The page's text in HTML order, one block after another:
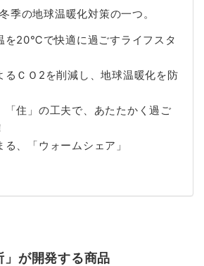
季の地球温暖化対策の一つ。
を20℃で快適に過ごすライフスタ
るＣＯ2を削減し、地球温暖化を防
「住」の工夫で、あたたかく過ご
、「ウォームシェア」
」が開発する商品